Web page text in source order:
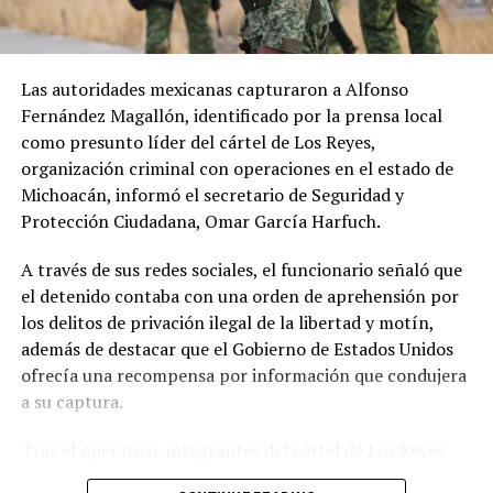
El Gobierno hondureño informó que mantiene
seguimiento del caso y que respaldaría un eventual
retorno voluntario del migrante.
Hasta el momento, ICE no había respondido a las
consultas realizadas por EFE sobre las denuncias de los
seis migrantes.
La situación genera preocupación sobre la capacidad del
garantizar el abastecimiento de alimentos,
especialmente después de que el país haya enfrentado
varias olas de calor desde mayo y una sucesión de
eventos meteorológicos extremos durante los últimos
años.
enfrenta el sector agrícola ante las nuevas condiciones
climáticas. Sin embargo, considera que los productores
deberán adaptar sus métodos de trabajo y buscar nuevas
oportunidades para mantener la actividad frente al
cambio climático.
reducción de los rendimientos como por los posibles
Las autoridades mexicanas capturaron a Alfonso
Fernández Magallón, identificado por la prensa local
como presunto líder del cártel de Los Reyes,
organización criminal con operaciones en el estado de
Michoacán, informó el secretario de Seguridad y
Protección Ciudadana, Omar García Harfuch.
A través de sus redes sociales, el funcionario señaló que
el detenido contaba con una orden de aprehensión por
los delitos de privación ilegal de la libertad y motín,
además de destacar que el Gobierno de Estados Unidos
ofrecía una recompensa por información que condujera
a su captura.
realizaron bloqueos carreteros e incendiaron vehículos